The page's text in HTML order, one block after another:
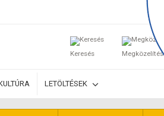
Keresés Megközelítés
LETÖLTÉSEK